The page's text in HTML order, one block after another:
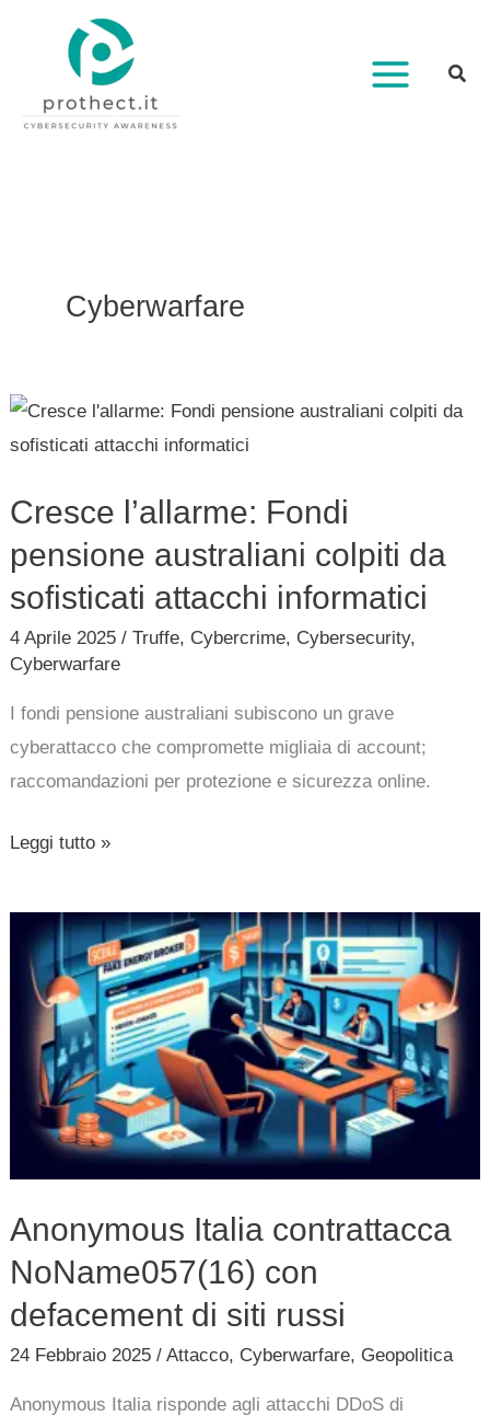
contenuto
Cyberwarfare
Cresce l’allarme: Fondi
pensione australiani colpiti da
sofisticati attacchi informatici
4 Aprile 2025/Truffe, Cybercrime, Cybersecurity,
Cyberwarfare
I fondi pensione australiani subiscono un grave
cyberattacco che compromette migliaia di account;
raccomandazioni per protezione e sicurezza online.
Cresce
l’allarme:
pensione
australiani
colpiti
da
sofisticati
attacchi
informatici
Leggi tutto »
Anonymous Italia contrattacca
NoName057(16) con
defacement di siti russi
24 Febbraio 2025/Attacco, Cyberwarfare, Geopolitica
Anonymous Italia risponde agli attacchi DDoS di
Anonymous
Italia
contrattacca
NoName057(16)
defacement